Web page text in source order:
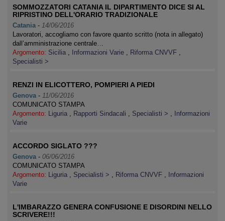
SOMMOZZATORI CATANIA IL DIPARTIMENTO DICE SI AL
RIPRISTINO DELL'ORARIO TRADIZIONALE
Catania - 14/06/2016
Lavoratori, accogliamo con favore quanto scritto (nota in allegato)
dall’amministrazione centrale…
Argomento: Sicilia , Informazioni Varie , Riforma CNVVF ,
Specialisti >
RENZI IN ELICOTTERO, POMPIERI A PIEDI
Genova - 11/06/2016
COMUNICATO STAMPA
Argomento: Liguria , Rapporti Sindacali , Specialisti > ,
Informazioni
Varie
ACCORDO SIGLATO ???
Genova - 06/06/2016
COMUNICATO STAMPA
Argomento: Liguria , Specialisti > , Riforma CNVVF ,
Informazioni
Varie
L'IMBARAZZO GENERA CONFUSIONE E DISORDINI NELLO
SCRIVERE!!!